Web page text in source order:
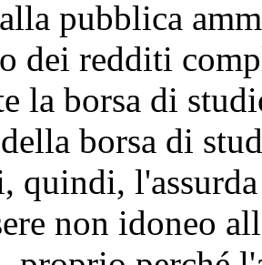
pubblica
dei redditi
la borsa di
borsa di
quindi,
non idoneo